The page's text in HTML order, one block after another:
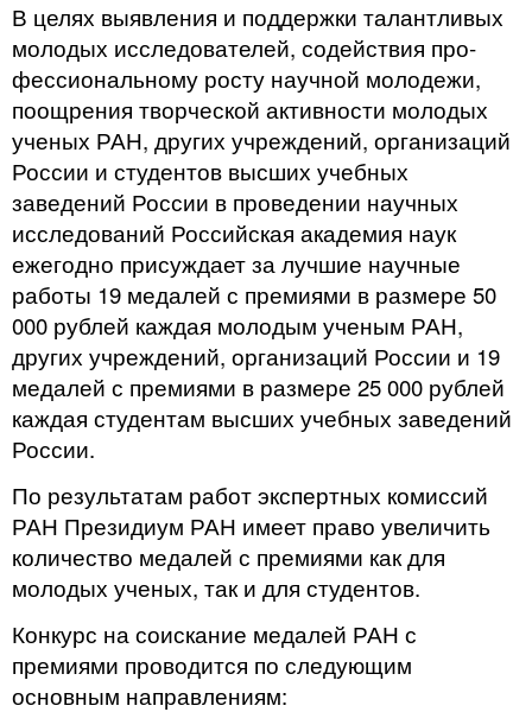
В целях выявления и поддержки талантливых
молодых исследователей, содействия про­
фессиональному росту научной молодежи,
поощрения творческой активности молодых
ученых РАН, других учреждений, организаций
России и студентов высших учебных
заведений России в проведении научных
исследований Российская академия наук
ежегодно присуждает за лучшие научные
работы 19 медалей с премиями в размере 50
000 рублей каждая молодым ученым РАН,
других учреждений, организаций России и 19
медалей с премиями в размере 25 000 рублей
каждая студентам высших учебных заведений
России.
По результатам работ экспертных комиссий
РАН Президиум РАН имеет право увеличить
количество медалей с премиями как для
молодых ученых, так и для студентов.
Конкурс на соискание медалей РАН с
премиями проводится по следующим
основным на­правлениям: